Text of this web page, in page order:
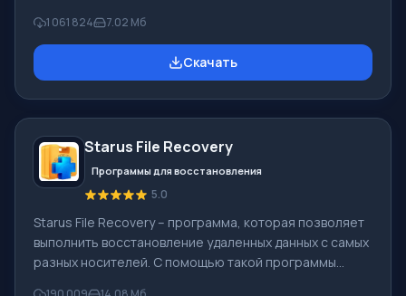
бесплатный программный пакет Windows Live
Microsoft. Функционал Windows Movie Maker:
Захватывать видео с разных источников
Maker - добавить можно фоновую аудиодорожку,
использовать между
1 061 824 7.02 Мб
Скачать
Starus File Recovery
Программы для восстановления
5.0
Starus File Recovery – программа, которая позволяет
выполнить восстановление удаленных данных с самых
разных носителей. С помощью такой программы